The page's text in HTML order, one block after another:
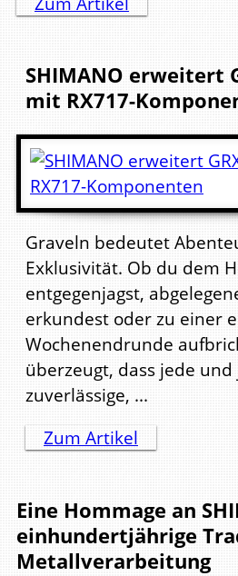
SHIMANO erweitert
mit RX717-
Graveln bedeutet
Exklusivität. Ob du dem
entgegenjagst,
erkundest oder zu einer
Wochenendrunde
überzeugt, dass jede
zuverlässige, ...
Zum Artikel
Eine Hommage an
einhundertjährige
Metallverarbeitung